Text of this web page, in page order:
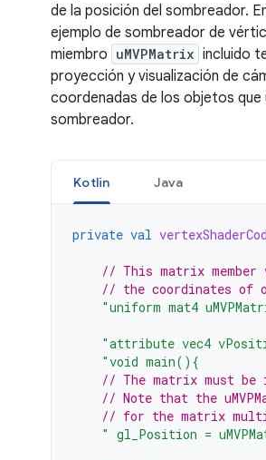
de la posición del sombreador.
ejemplo de sombreador de
miembro uMVPMatrix incluido
proyección y visualización de
coordenadas de los objetos que
sombreador.
Kotlin Java
private val
// This matrix member
// the coordinates of
"uniform mat4
"attribute vec4
"void main(){
// The matrix must
// Note that the
// for the matrix
" gl_Position =